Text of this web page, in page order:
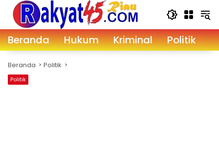
Langsung
konten
Beranda Hukum Kriminal Politik
Beranda Politik
Politik